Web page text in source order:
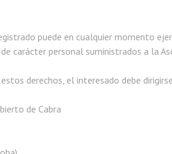
puede en cualquier momento
carácter personal suministrados a la
derechos, el interesado debe
de Cabra